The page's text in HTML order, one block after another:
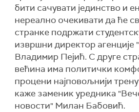
бити сачувати јединство и
нереално очекивати да ће
странке подржати
извршни директор агенције
Владимир Пејић. С друге
већина има политички
процени најповољнији
каже заменик уредника
новости" Милан Бабовић.